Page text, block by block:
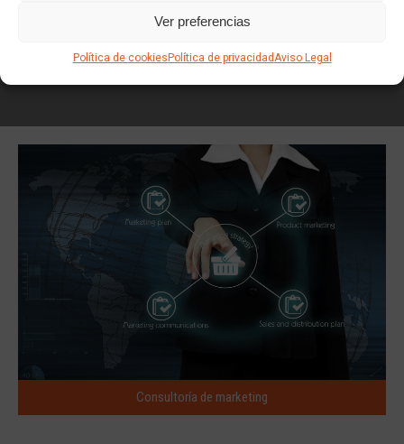
Ver preferencias
Política de cookiesPolítica de privacidad Aviso Legal
Consultoría de marketing